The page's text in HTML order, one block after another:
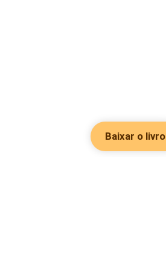
Baixar o livro